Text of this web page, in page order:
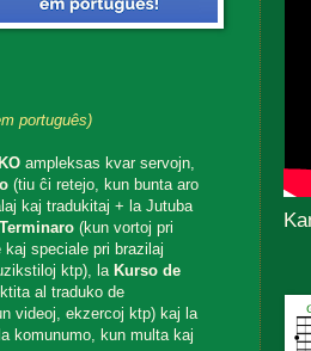
português)
ampleksas kvar servojn,
(tiu ĉi retejo, kun bunta aro
kaj tradukitaj + la Jutuba
Terminaro (kun vortoj pri
kaj speciale pri brazilaj
ktp), la Kurso de
al traduko de
videoj, ekzercoj ktp) kaj la
komunumo, kun multa kaj